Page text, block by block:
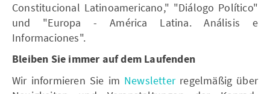
Constitucional Latinoamericano," "Diálogo Político"
und "Europa - América Latina. Análisis e
Informaciones".
Bleiben Sie immer auf dem Laufenden
Wir informieren Sie im Newsletterregelmäßig über